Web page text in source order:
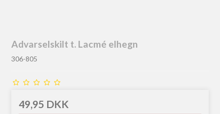
Advarselskilt t. Lacmé elhegn
306-805
49,95 DKK